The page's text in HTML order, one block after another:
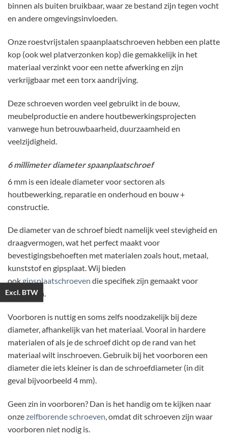
binnen als buiten bruikbaar, waar ze bestand zijn tegen vocht
en andere omgevingsinvloeden.
Onze roestvrijstalen spaanplaatschroeven hebben een platte
kop (ook wel platverzonken kop) die gemakkelijk in het
materiaal verzinkt voor een nette afwerking en zijn
verkrijgbaar met een torx aandrijving.
Deze schroeven worden veel gebruikt in de bouw,
meubelproductie en andere houtbewerkingsprojecten
vanwege hun betrouwbaarheid, duurzaamheid en
veelzijdigheid.
6 millimeter diameter spaanplaatschroef
6 mm is een ideale diameter voor sectoren als
houtbewerking, reparatie en onderhoud en bouw +
constructie.
De diameter van de schroef biedt namelijk veel stevigheid en
draagvermogen, wat het perfect maakt voor
bevestigingsbehoeften met materialen zoals hout, metaal,
kunststof en gipsplaat. Wij bieden
ookgipsplaatschroeven die specifiek zijn gemaakt voor
gipsplaten.
Voorboren is nuttig en soms zelfs noodzakelijk bij deze
diameter, afhankelijk van het materiaal. Vooral in hardere
materialen of als je de schroef dicht op de rand van het
materiaal wilt inschroeven. Gebruik bij het voorboren een
diameter die iets kleiner is dan de schroefdiameter (in dit
geval bijvoorbeeld 4 mm).
Geen zin in voorboren? Dan is het handig om te kijken naar
onzezelfborende schroeven, omdat dit schroeven zijn waar
voorboren niet nodig is.
Excl. BTW